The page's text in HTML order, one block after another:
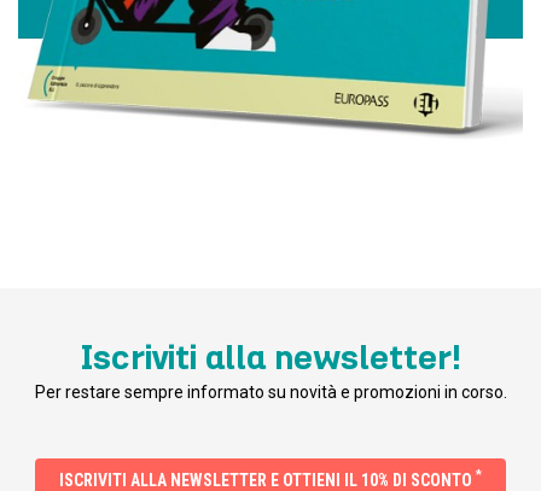
Iscriviti alla newsletter!
Per restare sempre informato su novità e promozioni in corso.
ISCRIVITI ALLA NEWSLETTER E OTTIENI IL 10% DI SCONTO *